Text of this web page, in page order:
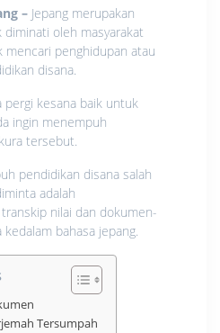
– Jepang merupakan
diminati oleh masyarakat
penghidupan atau
disana.
kesana baik untuk
ingin menempuh
tersebut.
pendidikan disana salah
adalah
nilai dan dokumen-
bahasa jepang.
Tersumpah